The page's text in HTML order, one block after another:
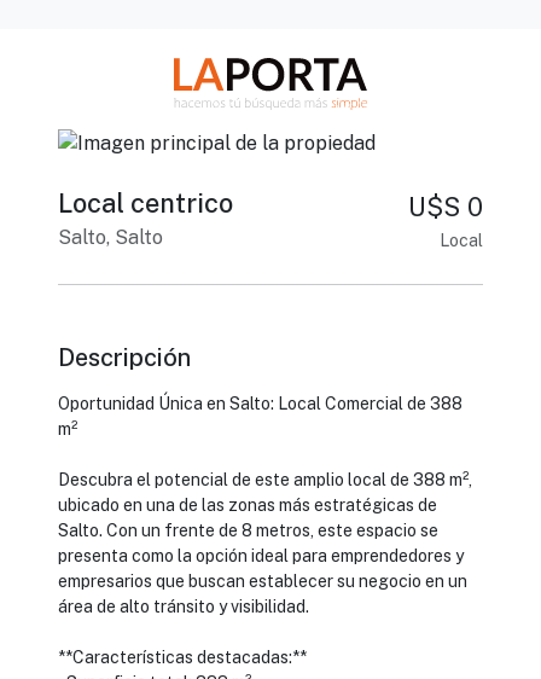
Local centrico
Salto, Salto
U$S 0
Local
Descripción
Oportunidad Única en Salto: Local Comercial de 388
m²
Descubra el potencial de este amplio local de 388 m²,
ubicado en una de las zonas más estratégicas de
Salto. Con un frente de 8 metros, este espacio se
presenta como la opción ideal para emprendedores y
empresarios que buscan establecer su negocio en un
área de alto tránsito y visibilidad.
**Características destacadas:**